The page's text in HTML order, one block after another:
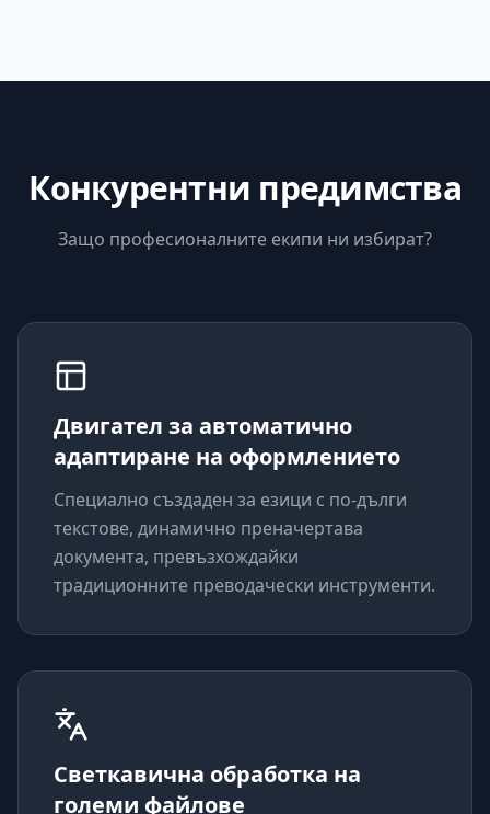
Конкурентни предимства
Защо професионалните екипи ни избират?
Двигател за автоматично
адаптиране на оформлението
Специално създаден за езици с по-дълги
текстове, динамично преначертава
документа, превъзхождайки
традиционните преводачески инструменти.
Светкавична обработка на
големи файлове